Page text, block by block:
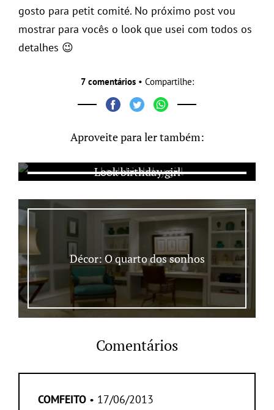
gosto para petit comité. No próximo post vou
mostrar para vocês o look que usei com todos os
detalhes 😉
7 comentários• Compartilhe:
Aproveite para ler também:
Look birthday girl
Décor: O quarto dos sonhos
Comentários
COMFEITO • 17/06/2013